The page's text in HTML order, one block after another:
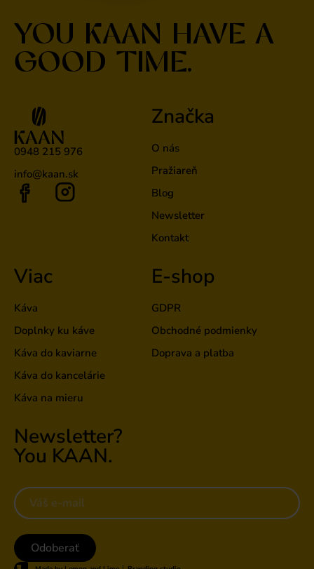
YOU KAAN HAVE A
GOOD TIME.
0948 215 976
info@kaan.sk
Značka
O nás
Pražiareň
Blog
Newsletter
Kontakt
Viac
Káva
Doplnky ku káve
Káva do kaviarne
Káva do kancelárie
Káva na mieru
E-shop
GDPR
Obchodné podmienky
Doprava a platba
Newsletter?
You KAAN.
Odoberať